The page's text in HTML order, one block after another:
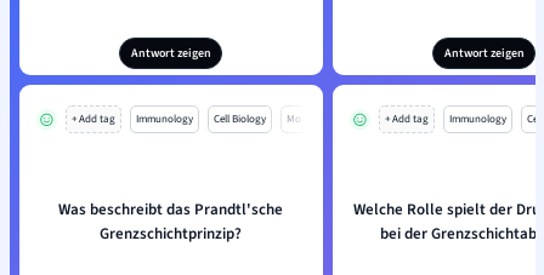
Antwort zeigen Antwort zeigen
+ Add tag Immunology Cell Biology Mo
Was beschreibt das Prandtl'sche
Grenzschichtprinzip?
+ Add tag Immunology
Welche Rolle spielt der
bei der